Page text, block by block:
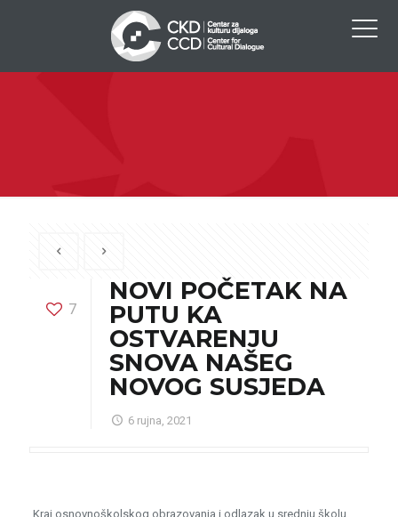
7
NOVI POČETAK NA
PUTU KA
OSTVARENJU
SNOVA NAŠEG
NOVOG SUSJEDA
6 rujna, 2021
Kraj osnovnoškolskog obrazovanja i odlazak u srednju školu,